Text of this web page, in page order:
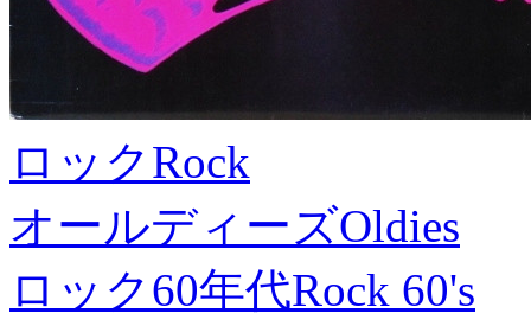
ロックRock
オールディーズOldies
ロック60年代Rock 60's